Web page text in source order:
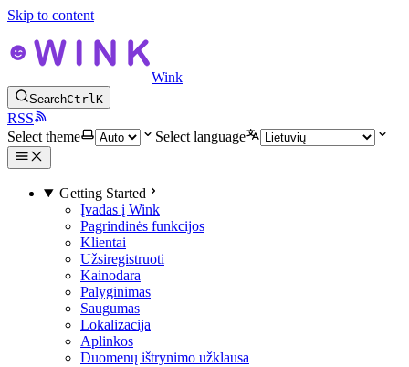
Skip to content
Wink
SearchCtrlK
RSS
Select theme
Select language
Getting Started
Įvadas į Wink
Pagrindinės funkcijos
Klientai
Užsiregistruoti
Kainodara
Palyginimas
Saugumas
Lokalizacija
Aplinkos
Duomenų ištrynimo užklausa